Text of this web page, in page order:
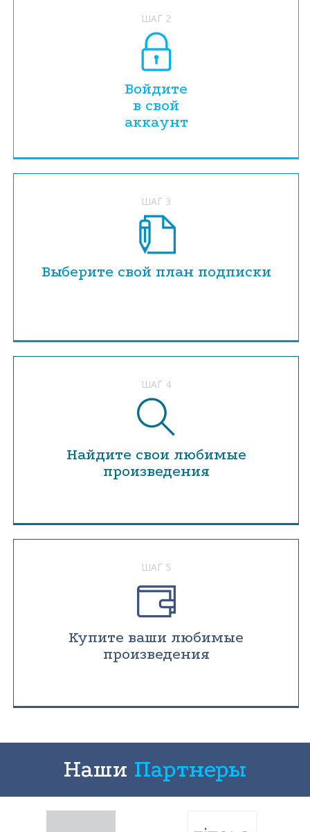
ШАГ 2
Войдите
в свой
аккаунт
ШАГ 3
Выберите свой план подписки
ШАГ 4
Найдите свои любимые
произведения
ШАГ 5
Купите ваши любимые
произведения
Наши Партнеры